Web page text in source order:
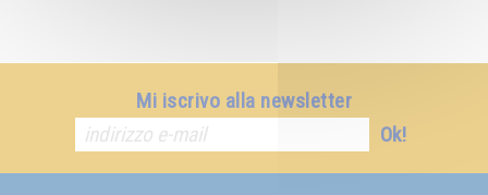
Mi iscrivo alla newsletter
Ok!